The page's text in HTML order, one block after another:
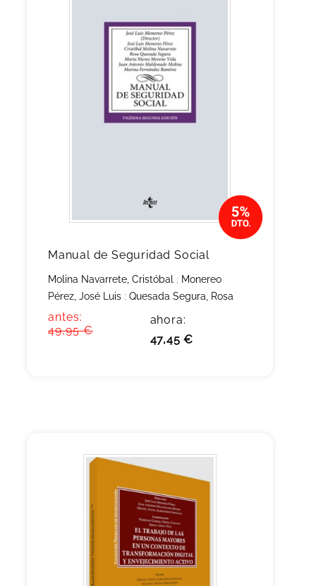
Manual de Seguridad Social
Molina Navarrete, Cristóbal ; Monereo
Pérez, José Luis ; Quesada Segura, Rosa
antes:
49,95 €
ahora:
47,45 €